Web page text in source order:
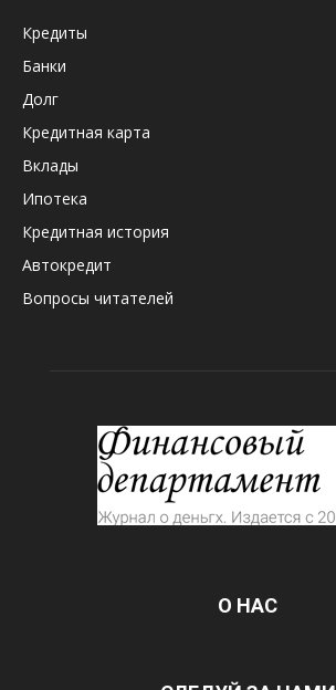
Кредиты
Банки
Долг
Кредитная карта
Вклады
Ипотека
Кредитная история
Автокредит
Вопросы читателей
О НАС